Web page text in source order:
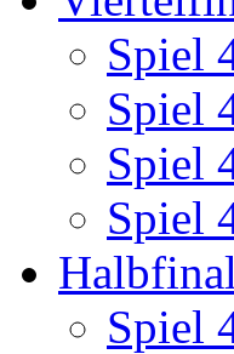
Spiel
Spiel
Spiel
Spiel
Spiel